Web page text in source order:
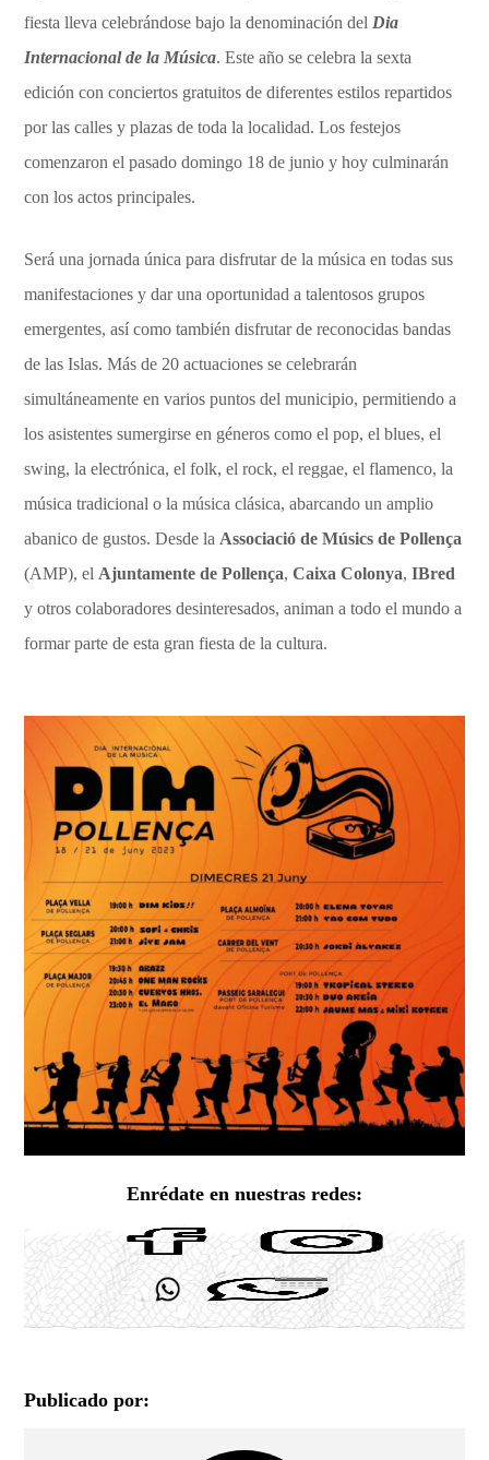
fiesta lleva celebrándose bajo la denominación del Dia
Internacional de la Música. Este año se celebra la sexta
edición con conciertos gratuitos de diferentes estilos repartidos
por las calles y plazas de toda la localidad. Los festejos
comenzaron el pasado domingo 18 de junio y hoy culminarán
con los actos principales.
Será una jornada única para disfrutar de la música en todas sus
manifestaciones y dar una oportunidad a talentosos grupos
emergentes, así como también disfrutar de reconocidas bandas
de las Islas. Más de 20 actuaciones se celebrarán
simultáneamente en varios puntos del municipio, permitiendo a
los asistentes sumergirse en géneros como el pop, el blues, el
swing, la electrónica, el folk, el rock, el reggae, el flamenco, la
música tradicional o la música clásica, abarcando un amplio
abanico de gustos. Desde la Associació de Músics de Pollença
(AMP), el Ajuntamente de Pollença,Caixa Colonya,IBred
y otros colaboradores desinteresados, animan a todo el mundo a
formar parte de esta gran fiesta de la cultura.
Enrédate en nuestras redes:
Publicado por: